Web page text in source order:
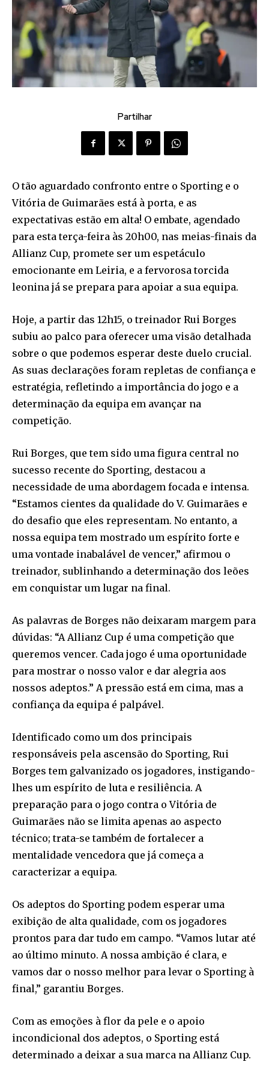
Partilhar
O tão aguardado confronto entre o Sporting e o
Vitória de Guimarães está à porta, e as
expectativas estão em alta! O embate, agendado
para esta terça-feira às 20h00, nas meias-finais da
Allianz Cup, promete ser um espetáculo
emocionante em Leiria, e a fervorosa torcida
leonina já se prepara para apoiar a sua equipa.
Hoje, a partir das 12h15, o treinador Rui Borges
subiu ao palco para oferecer uma visão detalhada
sobre o que podemos esperar deste duelo crucial.
As suas declarações foram repletas de confiança e
estratégia, refletindo a importância do jogo e a
determinação da equipa em avançar na
competição.
Rui Borges, que tem sido uma figura central no
sucesso recente do Sporting, destacou a
necessidade de uma abordagem focada e intensa.
“Estamos cientes da qualidade do V. Guimarães e
do desafio que eles representam. No entanto, a
nossa equipa tem mostrado um espírito forte e
uma vontade inabalável de vencer,” afirmou o
treinador, sublinhando a determinação dos leões
em conquistar um lugar na final.
As palavras de Borges não deixaram margem para
dúvidas: “A Allianz Cup é uma competição que
queremos vencer. Cada jogo é uma oportunidade
para mostrar o nosso valor e dar alegria aos
nossos adeptos.” A pressão está em cima, mas a
confiança da equipa é palpável.
Identificado como um dos principais
responsáveis pela ascensão do Sporting, Rui
Borges tem galvanizado os jogadores, instigando-
lhes um espírito de luta e resiliência. A
preparação para o jogo contra o Vitória de
Guimarães não se limita apenas ao aspecto
técnico; trata-se também de fortalecer a
mentalidade vencedora que já começa a
caracterizar a equipa.
Os adeptos do Sporting podem esperar uma
exibição de alta qualidade, com os jogadores
prontos para dar tudo em campo. “Vamos lutar até
ao último minuto. A nossa ambição é clara, e
vamos dar o nosso melhor para levar o Sporting à
final,” garantiu Borges.
Com as emoções à flor da pele e o apoio
incondicional dos adeptos, o Sporting está
determinado a deixar a sua marca na Allianz Cup.